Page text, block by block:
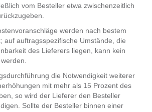
vom Besteller etwa zwischenzeitlich
werden nach bestem
auf auftragsspezifische Umstände, die
des Lieferers liegen, kann kein
die Notwendigkeit weiterer
mit mehr als 15 Prozent des
so wird der Lieferer den Besteller
Sollte der Besteller binnen einer